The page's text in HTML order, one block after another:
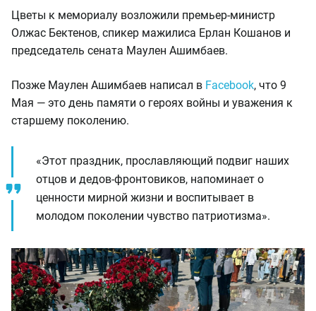
Цветы к мемориалу возложили премьер-министр
Олжас Бектенов, спикер мажилиса Ерлан Кошанов и
председатель сената Маулен Ашимбаев.
Позже Маулен Ашимбаев написал в Facebook, что 9
Мая — это день памяти о героях войны и уважения к
старшему поколению.
«Этот праздник, прославляющий подвиг наших
отцов и дедов-фронтовиков, напоминает о
ценности мирной жизни и воспитывает в
молодом поколении чувство патриотизма».